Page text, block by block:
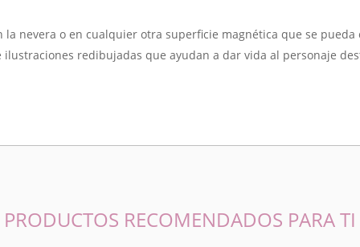
la nevera o en cualquier otra superficie magnética que se pueda
redibujadas que ayudan a dar vida al personaje
PRODUCTOS RECOMENDADOS PARA TI